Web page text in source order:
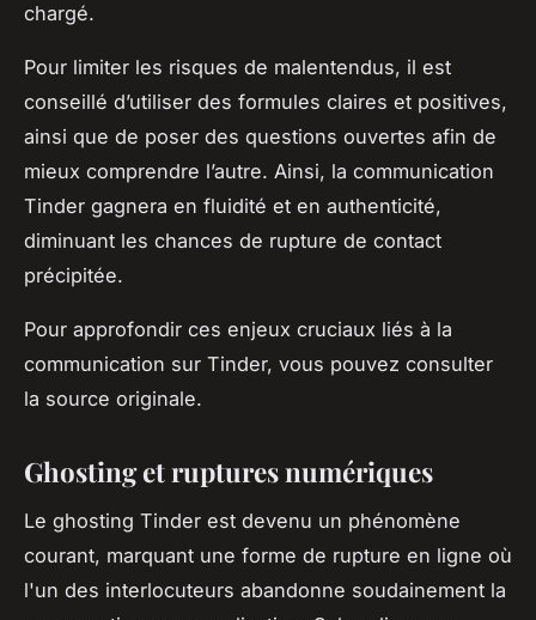
chargé.
Pour limiter les risques de malentendus, il est
conseillé d’utiliser des formules claires et positives,
ainsi que de poser des questions ouvertes afin de
mieux comprendre l’autre. Ainsi, la communication
Tinder gagnera en fluidité et en authenticité,
diminuant les chances de rupture de contact
précipitée.
Pour approfondir ces enjeux cruciaux liés à la
communication sur Tinder, vous pouvez consulter
la source originale.
Ghosting et ruptures numériques
Le ghosting Tinder est devenu un phénomène
courant, marquant une forme de rupture en ligne où
l'un des interlocuteurs abandonne soudainement la